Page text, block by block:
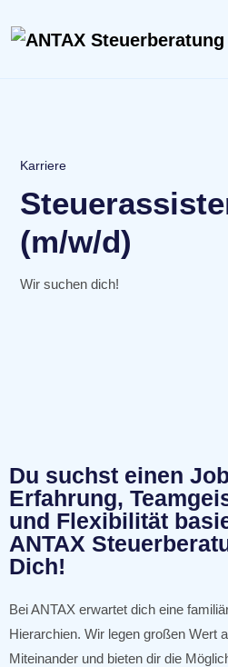
Karriere
(m/w/d)
Wir suchen dich!
Du suchst einen
Erfahrung,
und Flexibilität
ANTAX
Dich!
Bei ANTAX erwartet dich eine
Hierarchien. Wir legen großen Wert
Miteinander und bieten dir die